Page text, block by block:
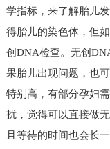
学指标，来了解胎儿
得胎儿的染色体，但
创DNA检查。无创
果胎儿出现问题，也
特别高，有部分孕妇
扰，觉得可以直接做
且等待的时间也会长